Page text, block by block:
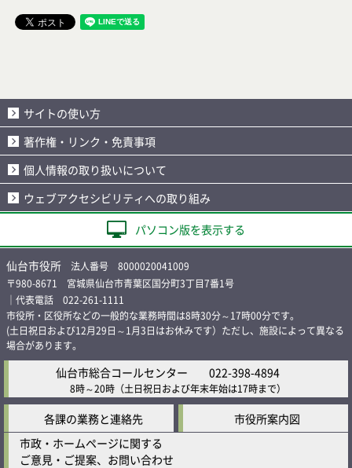
サイトの使い方
著作権・リンク・免責事項
個人情報の取り扱いについて
ウェブアクセシビリティへの取り組み
パソコン版を表示する
仙台市役所 法人番号 8000020041009
〒980-8671 宮城県仙台市青葉区国分町3丁目7番1号
｜代表電話 022-261-1111
市役所・区役所などの一般的な業務時間は8時30分～17時00分です。
(土日祝日および12月29日～1月3日はお休みです）ただし、施設によって異なる
場合があります。
仙台市総合コールセンター 022-398-4894
8時～20時 （土日祝日および年末年始は17時まで）
各課の業務と連絡先
市役所案内図
市政・ホームページに関する
ご意見・ご提案、お問い合わせ